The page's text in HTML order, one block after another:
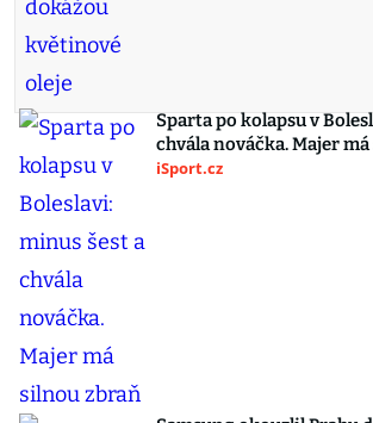
Sparta po kolapsu v
chvála nováčka. Majer
iSport.cz